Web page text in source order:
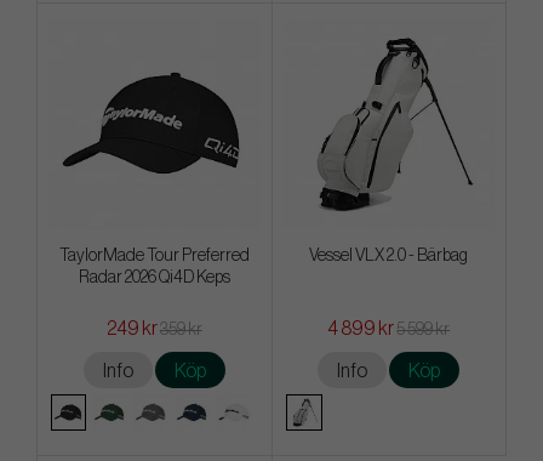
TaylorMade Tour Preferred
Radar 2026 Qi4D Keps
249 kr359 kr
Info Köp
Vessel VLX 2.0 - Bärbag
4 899 kr5 599 kr
Info Köp